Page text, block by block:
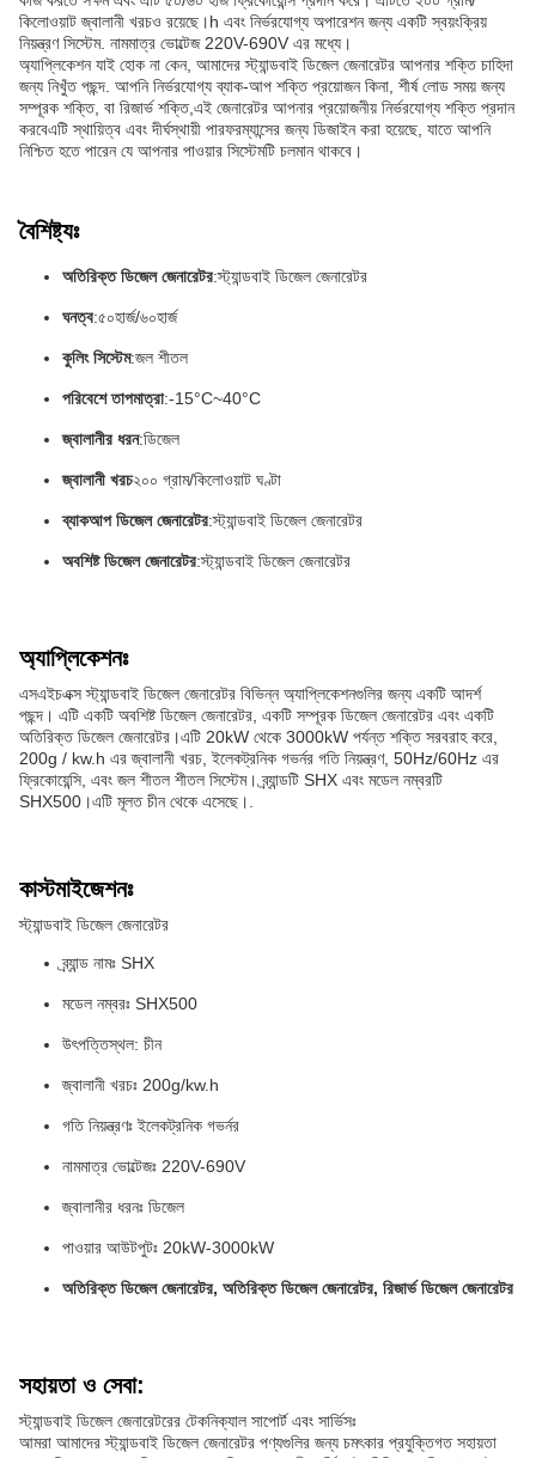
কিলোওয়াট জ্বালানী খরচও রয়েছে।h এবং নির্ভরযোগ্য অপারেশন জন্য একটি স্বয়ংক্রিয়
নিয়ন্ত্রণ সিস্টেম. নামমাত্র ভোল্টেজ 220V-690V এর মধ্যে।
অ্যাপ্লিকেশন যাই হোক না কেন, আমাদের স্ট্যান্ডবাই ডিজেল জেনারেটর আপনার শক্তি চাহিদা
জন্য নিখুঁত পছন্দ. আপনি নির্ভরযোগ্য ব্যাক-আপ শক্তি প্রয়োজন কিনা, শীর্ষ লোড সময় জন্য
সম্পূরক শক্তি, বা রিজার্ভ শক্তি,এই জেনারেটর আপনার প্রয়োজনীয় নির্ভরযোগ্য শক্তি প্রদান
করবেএটি স্থায়িত্ব এবং দীর্ঘস্থায়ী পারফরম্যান্সের জন্য ডিজাইন করা হয়েছে, যাতে আপনি
নিশ্চিত হতে পারেন যে আপনার পাওয়ার সিস্টেমটি চলমান থাকবে।
বৈশিষ্ট্যঃ
অতিরিক্ত ডিজেল জেনারেটর:স্ট্যান্ডবাই ডিজেল জেনারেটর
ঘনত্ব:৫০হার্জ/৬০হার্জ
কুলিং সিস্টেম:জল শীতল
পরিবেশে তাপমাত্রা:-15°C~40°C
জ্বালানীর ধরন:ডিজেল
জ্বালানী খরচ২০০ গ্রাম/কিলোওয়াট ঘণ্টা
ব্যাকআপ ডিজেল জেনারেটর:স্ট্যান্ডবাই ডিজেল জেনারেটর
অবশিষ্ট ডিজেল জেনারেটর:স্ট্যান্ডবাই ডিজেল জেনারেটর
অ্যাপ্লিকেশনঃ
এসএইচএক্স স্ট্যান্ডবাই ডিজেল জেনারেটর বিভিন্ন অ্যাপ্লিকেশনগুলির জন্য একটি আদর্শ
পছন্দ। এটি একটি অবশিষ্ট ডিজেল জেনারেটর, একটি সম্পূরক ডিজেল জেনারেটর এবং একটি
অতিরিক্ত ডিজেল জেনারেটর।এটি 20kW থেকে 3000kW পর্যন্ত শক্তি সরবরাহ করে,
200g / kw.h এর জ্বালানী খরচ, ইলেকট্রনিক গভর্নর গতি নিয়ন্ত্রণ, 50Hz/60Hz এর
ফ্রিকোয়েন্সি, এবং জল শীতল শীতল সিস্টেম। ব্র্যান্ডটি SHX এবং মডেল নম্বরটি
SHX500।এটি মূলত চীন থেকে এসেছে।.
কাস্টমাইজেশনঃ
স্ট্যান্ডবাই ডিজেল জেনারেটর
ব্র্যান্ড নামঃ SHX
মডেল নম্বরঃ SHX500
উৎপত্তিস্থল: চীন
জ্বালানী খরচঃ 200g/kw.h
গতি নিয়ন্ত্রণঃ ইলেকট্রনিক গভর্নর
নামমাত্র ভোল্টেজঃ 220V-690V
জ্বালানীর ধরনঃ ডিজেল
পাওয়ার আউটপুটঃ 20kW-3000kW
অতিরিক্ত ডিজেল জেনারেটর, অতিরিক্ত ডিজেল জেনারেটর, রিজার্ভ ডিজেল জেনারেটর
সহায়তা ও সেবা:
স্ট্যান্ডবাই ডিজেল জেনারেটরের টেকনিক্যাল সাপোর্ট এবং সার্ভিসঃ
আমরা আমাদের স্ট্যান্ডবাই ডিজেল জেনারেটর পণ্যগুলির জন্য চমৎকার প্রযুক্তিগত সহায়তা